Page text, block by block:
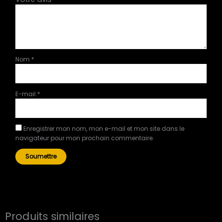
Nom *
E-mail *
Enregistrer mon nom, mon e-mail et mon site dans le
navigateur pour mon prochain commentaire.
Produits similaires